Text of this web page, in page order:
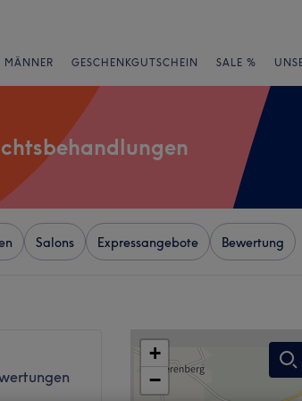
MÄNNER GESCHENKGUTSCHEIN SALE %
Salons Expressangebote Bewertung
+
−